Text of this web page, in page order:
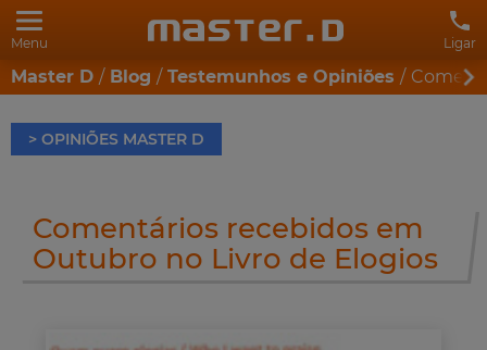
Menu Ligar
Master D Blog Testemunhos e Opiniões
> OPINIÕES MASTER D
Comentários recebidos em
Outubro no Livro de Elogios